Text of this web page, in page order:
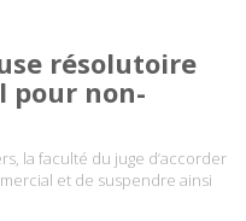
résolutoire
pour non-
la faculté du juge d’accorder
et de suspendre ainsi